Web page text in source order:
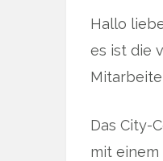
Hallo
es ist die
Das City-
mit einem